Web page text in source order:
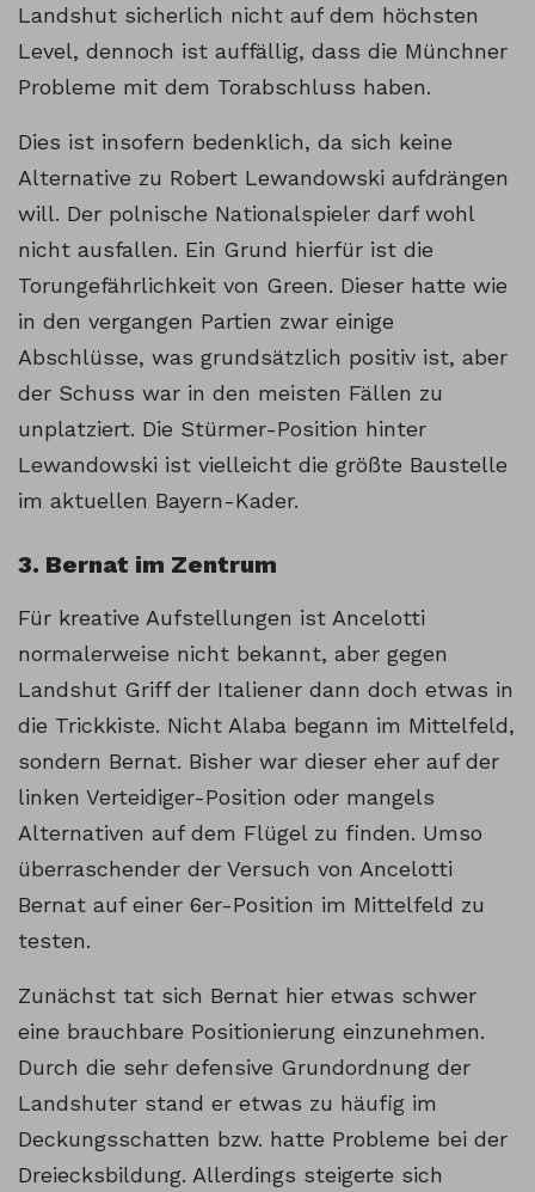
Landshut sicherlich nicht auf dem höchsten
Level, dennoch ist auffällig, dass die Münchner
Probleme mit dem Torabschluss haben.
Dies ist insofern bedenklich, da sich keine
Alternative zu Robert Lewandowski aufdrängen
will. Der polnische Nationalspieler darf wohl
nicht ausfallen. Ein Grund hierfür ist die
Torungefährlichkeit von Green. Dieser hatte wie
in den vergangen Partien zwar einige
Abschlüsse, was grundsätzlich positiv ist, aber
der Schuss war in den meisten Fällen zu
unplatziert. Die Stürmer-Position hinter
Lewandowski ist vielleicht die größte Baustelle
im aktuellen Bayern-Kader.
3. Bernat im Zentrum
Für kreative Aufstellungen ist Ancelotti
normalerweise nicht bekannt, aber gegen
Landshut Griff der Italiener dann doch etwas in
die Trickkiste. Nicht Alaba begann im Mittelfeld,
sondern Bernat. Bisher war dieser eher auf der
linken Verteidiger-Position oder mangels
Alternativen auf dem Flügel zu finden. Umso
überraschender der Versuch von Ancelotti
Bernat auf einer 6er-Position im Mittelfeld zu
testen.
Zunächst tat sich Bernat hier etwas schwer
eine brauchbare Positionierung einzunehmen.
Durch die sehr defensive Grundordnung der
Landshuter stand er etwas zu häufig im
Deckungsschatten bzw. hatte Probleme bei der
Dreiecksbildung. Allerdings steigerte sich